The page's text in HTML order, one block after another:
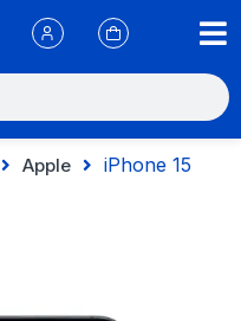
Apple
iPhone 15